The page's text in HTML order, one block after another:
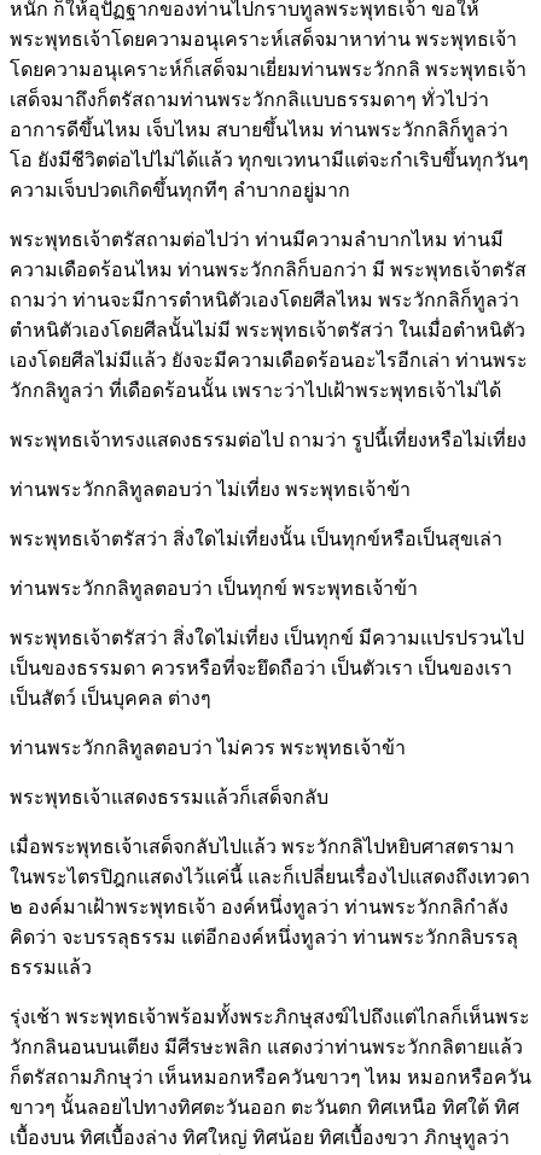
หนัก ก็ให้อุปัฏฐากของท่านไปกราบทูลพระพุทธเจ้า ขอให้
พระพุทธเจ้าโดยความอนุเคราะห์เสด็จมาหาท่าน พระพุทธเจ้า
โดยความอนุเคราะห์ก็เสด็จมาเยี่ยมท่านพระวักกลิ พระพุทธเจ้า
เสด็จมาถึงก็ตรัสถามท่านพระวักกลิแบบธรรมดาๆ ทั่วไปว่า
อาการดีขึ้นไหม เจ็บไหม สบายขึ้นไหม ท่านพระวักกลิก็ทูลว่า
โอ ยังมีชีวิตต่อไปไม่ได้แล้ว ทุกขเวทนามีแต่จะกำเริบขึ้นทุกวันๆ
ความเจ็บปวดเกิดขึ้นทุกทีๆ ลำบากอยู่มาก
พระพุทธเจ้าตรัสถามต่อไปว่า ท่านมีความลำบากไหม ท่านมี
ความเดือดร้อนไหม ท่านพระวักกลิก็บอกว่า มี พระพุทธเจ้าตรัส
ถามว่า ท่านจะมีการตำหนิตัวเองโดยศีลไหม พระวักกลิก็ทูลว่า
ตำหนิตัวเองโดยศีลนั้นไม่มี พระพุทธเจ้าตรัสว่า ในเมื่อตำหนิตัว
เองโดยศีลไม่มีแล้ว ยังจะมีความเดือดร้อนอะไรอีกเล่า ท่านพระ
วักกลิทูลว่า ที่เดือดร้อนนั้น เพราะว่าไปเฝ้าพระพุทธเจ้าไม่ได้
พระพุทธเจ้าทรงแสดงธรรมต่อไป ถามว่า รูปนี้เที่ยงหรือไม่เที่ยง
ท่านพระวักกลิทูลตอบว่า ไม่เที่ยง พระพุทธเจ้าข้า
พระพุทธเจ้าตรัสว่า สิ่งใดไม่เที่ยงนั้น เป็นทุกข์หรือเป็นสุขเล่า
ท่านพระวักกลิทูลตอบว่า เป็นทุกข์ พระพุทธเจ้าข้า
พระพุทธเจ้าตรัสว่า สิ่งใดไม่เที่ยง เป็นทุกข์ มีความแปรปรวนไป
เป็นของธรรมดา ควรหรือที่จะยึดถือว่า เป็นตัวเรา เป็นของเรา
เป็นสัตว์ เป็นบุคคล ต่างๆ
ท่านพระวักกลิทูลตอบว่า ไม่ควร พระพุทธเจ้าข้า
พระพุทธเจ้าแสดงธรรมแล้วก็เสด็จกลับ
เมื่อพระพุทธเจ้าเสด็จกลับไปแล้ว พระวักกลิไปหยิบศาสตรามา
ในพระไตรปิฎกแสดงไว้แค่นี้ และก็เปลี่ยนเรื่องไปแสดงถึงเทวดา
๒ องค์มาเฝ้าพระพุทธเจ้า องค์หนึ่งทูลว่า ท่านพระวักกลิกำลัง
คิดว่า จะบรรลุธรรม แต่อีกองค์หนึ่งทูลว่า ท่านพระวักกลิบรรลุ
ธรรมแล้ว
รุ่งเช้า พระพุทธเจ้าพร้อมทั้งพระภิกษุสงฆ์ไปถึงแต่ไกลก็เห็นพระ
วักกลินอนบนเตียง มีศีรษะพลิก แสดงว่าท่านพระวักกลิตายแล้ว
ก็ตรัสถามภิกษุว่า เห็นหมอกหรือควันขาวๆ ไหม หมอกหรือควัน
ขาวๆ นั้นลอยไปทางทิศตะวันออก ตะวันตก ทิศเหนือ ทิศใต้ ทิศ
เบื้องบน ทิศเบื้องล่าง ทิศใหญ่ ทิศน้อย ทิศเบื้องขวา ภิกษุทูลว่า